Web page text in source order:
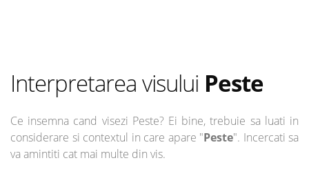
Interpretarea visului Peste
Ce insemna cand visezi Peste? Ei bine, trebuie sa luati in
considerare si contextul in care apare "Peste". Incercati sa
va amintiti cat mai multe din vis.